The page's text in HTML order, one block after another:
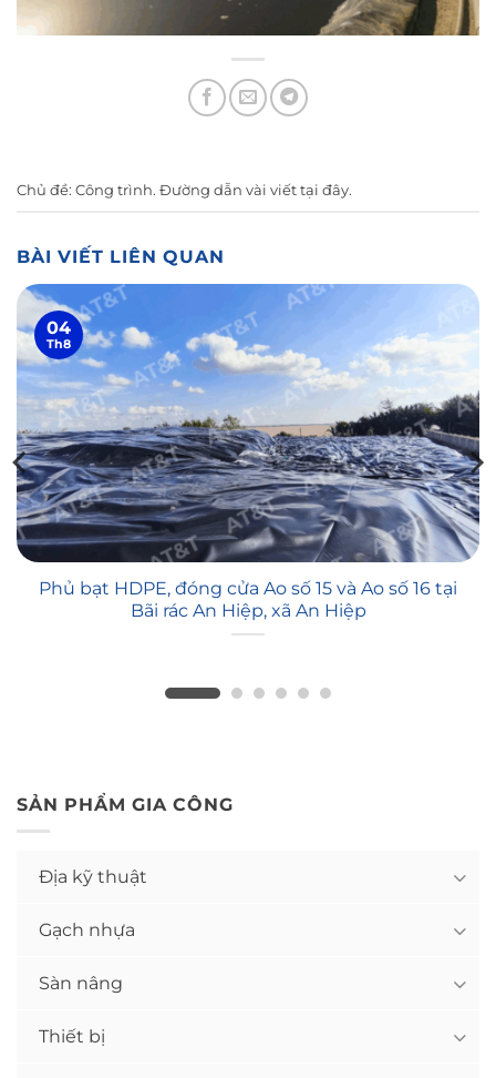
Chủ đề: Công trình. Đường dẫn vài viết tại đây.
BÀI VIẾT LIÊN QUAN
Phủ bạt HDPE, đóng cửa Ao số 15 và Ao số 16 tại
Bãi rác An Hiệp, xã An Hiệp
04
Th8
SẢN PHẨM GIA CÔNG
Địa kỹ thuật
Gạch nhựa
Sàn nâng
Thiết bị